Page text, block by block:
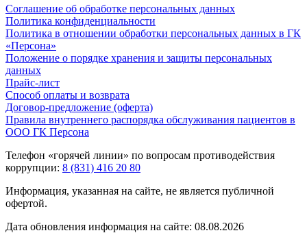
Соглашение об обработке персональных данных
Политика конфиденциальности
Политика в отношении обработки персональных данных в ГК
«Персона»
Положение о порядке хранения и защиты персональных
данных
Прайс-лист
Способ оплаты и возврата
Договор-предложение (оферта)
Правила внутреннего распорядка обслуживания пациентов в
ООО ГК Персона
Телефон «горячей линии» по вопросам противодействия
коррупции: 8 (831) 416 20 80
Информация, указанная на сайте, не является публичной
офертой.
Дата обновления информация на сайте: 08.08.2026